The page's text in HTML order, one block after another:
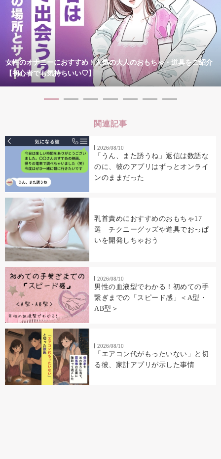
女性のオナニーにおすすめ！人気の大人のおもちゃ・道具をご紹介
【初心者でも気持ちいい♡】
関連記事
2026/08/10
「うん、また誘うね」返信は数語な
のに、彼のアプリはずっとオンライ
ンのままだった
乳首責めにおすすめのおもちゃ17
選 チクニーグッズや道具でおっぱ
いを開発しちゃおう
2026/08/10
男性の血液型でわかる！初めての手
繋ぎまでの「スピード感」＜A型・
AB型＞
2026/08/10
「エアコン代がもったいない」と切
る彼、家計アプリが示した事情